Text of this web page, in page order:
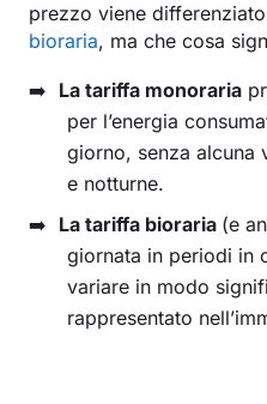
prezzo viene
bioraria, ma che cosa
La tariffa monoraria
per l’energia
giorno, senza alcuna
e notturne.
La tariffa bioraria (e
giornata in periodi in
variare in modo
rappresentato